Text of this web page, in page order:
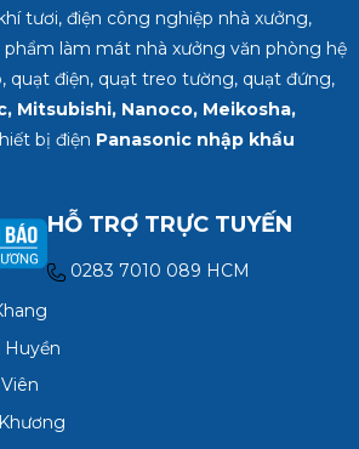
tươi, điện công nghiệp nhà xưởng,
làm mát nhà xưởng văn phòng hệ
quạt điện, quạt treo tường, quạt đứng,
Mitsubishi, Nanoco, Meikosha,
bị điện Panasonic nhập khẩu
HỖ TRỢ TRỰC TUYẾN
0283 7010 089 HCM